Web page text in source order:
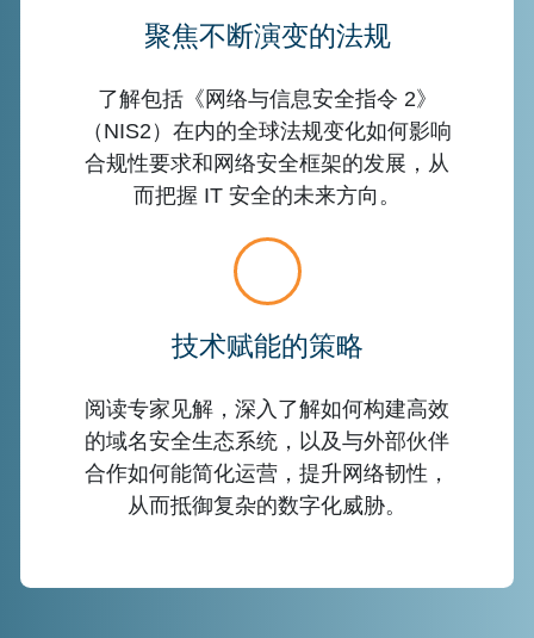
聚焦不断演变的法规
了解包括《网络与信息安全指令 2》
（NIS2）在内的全球法规变化如何影响
合规性要求和网络安全框架的发展，从
而把握 IT 安全的未来方向。
技术赋能的策略
阅读专家见解，深入了解如何构建高效
的域名安全生态系统，以及与外部伙伴
合作如何能简化运营，提升网络韧性，
从而抵御复杂的数字化威胁。